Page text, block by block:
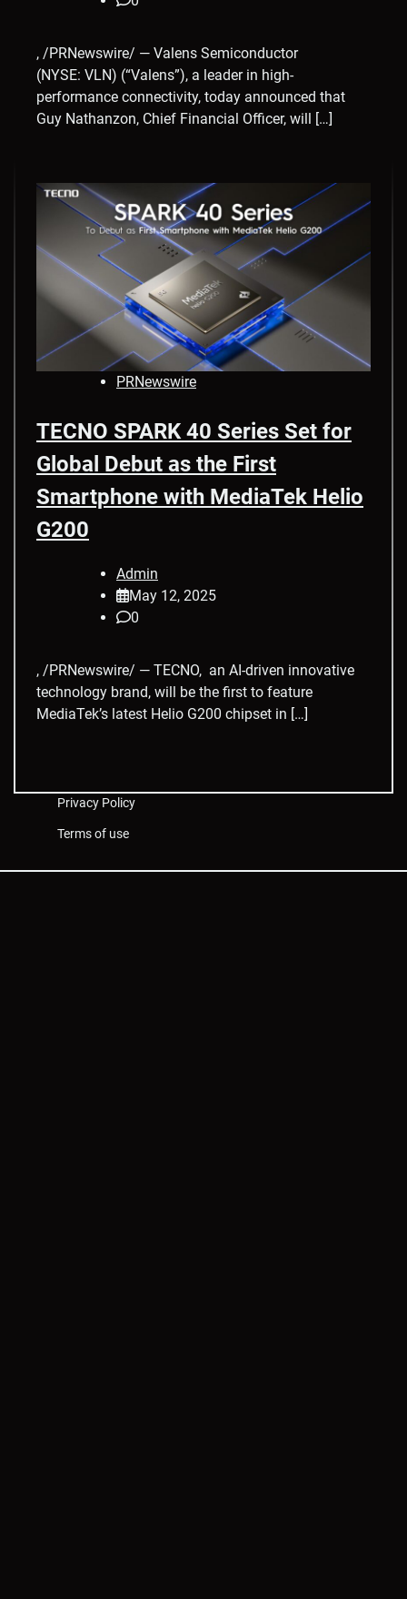
, /PRNewswire/ — Valens Semiconductor
(NYSE: VLN) (“Valens”), a leader in high-
performance connectivity, today announced that
Guy Nathanzon, Chief Financial Officer, will […]
PRNewswire
TECNO SPARK 40 Series Set for
Global Debut as the First
Smartphone with MediaTek Helio
G200
Admin
May 12, 2025
0
, /PRNewswire/ — TECNO, an AI-driven innovative
technology brand, will be the first to feature
MediaTek’s latest Helio G200 chipset in […]
Privacy Policy
Terms of use